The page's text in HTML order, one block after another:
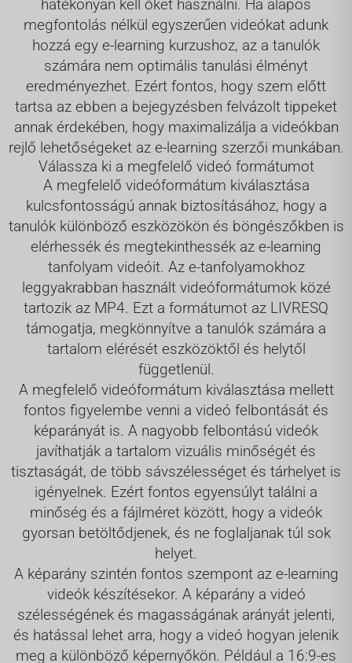
hatékonyan kell őket használni. Ha alapos
megfontolás nélkül egyszerűen videókat adunk
hozzá egy e-learning kurzushoz, az a tanulók
számára nem optimális tanulási élményt
eredményezhet. Ezért fontos, hogy szem előtt
tartsa az ebben a bejegyzésben felvázolt tippeket
annak érdekében, hogy maximalizálja a videókban
rejlő lehetőségeket az e-learning szerzői munkában.
Válassza ki a megfelelő videó formátumot
A megfelelő videóformátum kiválasztása
kulcsfontosságú annak biztosításához, hogy a
tanulók különböző eszközökön és böngészőkben is
elérhessék és megtekinthessék az e-learning
tanfolyam videóit. Az e-tanfolyamokhoz
leggyakrabban használt videóformátumok közé
tartozik az MP4. Ezt a formátumot az LIVRESQ
támogatja, megkönnyítve a tanulók számára a
tartalom elérését eszközöktől és helytől
függetlenül.
A megfelelő videóformátum kiválasztása mellett
fontos figyelembe venni a videó felbontását és
képarányát is. A nagyobb felbontású videók
javíthatják a tartalom vizuális minőségét és
tisztaságát, de több sávszélességet és tárhelyet is
igényelnek. Ezért fontos egyensúlyt találni a
minőség és a fájlméret között, hogy a videók
gyorsan betöltődjenek, és ne foglaljanak túl sok
helyet.
A képarány szintén fontos szempont az e-learning
videók készítésekor. A képarány a videó
szélességének és magasságának arányát jelenti,
és hatással lehet arra, hogy a videó hogyan jelenik
meg a különböző képernyőkön. Például a 16:9-es